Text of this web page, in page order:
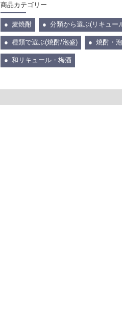
商品カテゴリー
麦焼酎 分類から選ぶ(リキュー
種類で選ぶ(焼酎/泡盛) 焼酎・
和リキュール・梅酒